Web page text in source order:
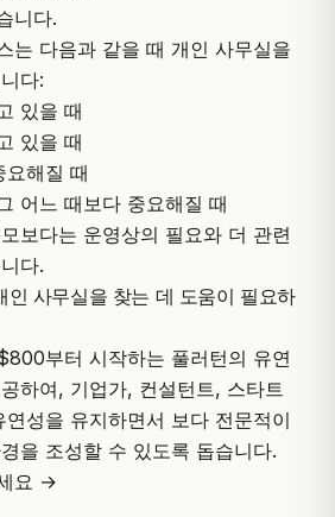
니다.
는 다음과 같을 때 개인 사무실을
다:
있을 때
있을 때
해질 때
어느 때보다 중요해질 때
보다는 운영상의 필요와 더 관련
다.
인 사무실을 찾는 데 도움이 필요하
부터 시작하는 풀러턴의 유연
하여, 기업가, 컨설턴트, 스타트
성을 유지하면서 보다 전문적이
을 조성할 수 있도록 돕습니다.
요 →